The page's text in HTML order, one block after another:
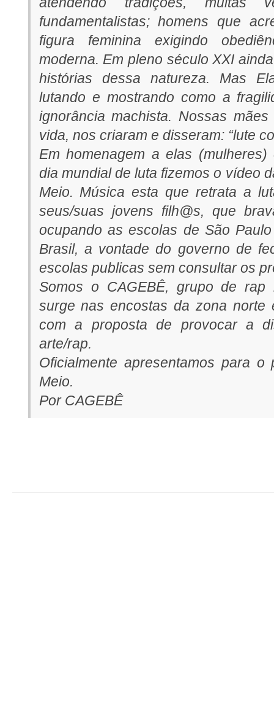
fundamentalistas; homens que
figura feminina exigindo
moderna. Em pleno século XXI
histórias dessa natureza. Mas
lutando e mostrando como a
ignorância machista. Nossas
vida, nos criaram e disseram: “lute
Em homenagem a elas
dia mundial de luta fizemos o vídeo
Meio. Música esta que retrata a
seus/suas jovens filh@s, que
ocupando as escolas de São
Brasil, a vontade do governo de
escolas publicas sem consultar os
Somos o CAGEBÊ, grupo de rap
surge nas encostas da zona norte
com a proposta de provocar a
arte/rap.
Oficialmente apresentamos para
Meio.
Por CAGEBÊ